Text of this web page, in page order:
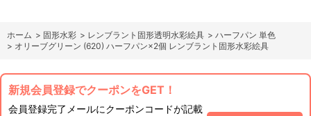
ホーム > 固形水彩 > レンブラント固形透明水彩絵具 > ハーフパン 単色
> オリーブグリーン (620) ハーフパン×2個 レンブラント固形水彩絵具
新規会員登録でクーポンをGET！
会員登録完了メールにクーポンコードが記載